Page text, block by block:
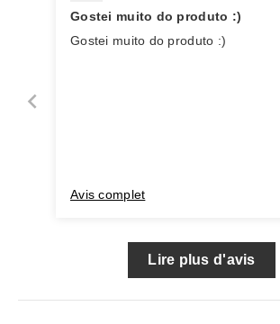
Gostei muito do produto :)
Gostei muito do produto :)
Avis complet
Lire plus d'avis